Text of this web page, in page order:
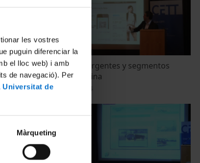
les vostres
puguin diferenciar la
el lloc web) i amb
de navegació). Per
Universitat de
Màrqueting
Mercados emergentes y segmentos
específicos: China
4 setembre, 2014